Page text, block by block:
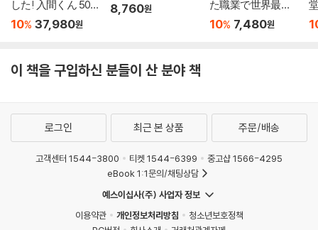
した! 入間くん 50
特裝版
10% 37,980원
8,760원
た職業で世界最强 1
7
10% 7,480원
이 책을 구입하신 분들이 산 분야 책
로그인 최근 본 상품 주문/배송
고객센터 1544-3800 티켓 1544-6399
중고샵 1566-4295
eBook 1:1문의/채팅상담
예스이십사(주) 사업자 정보
이용약관
개인정보처리방침
청소년보호정책